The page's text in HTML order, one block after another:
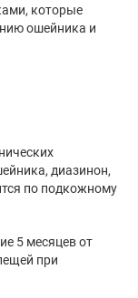
которые
ошейника и
диазинон,
по подкожному
5 месяцев от
при